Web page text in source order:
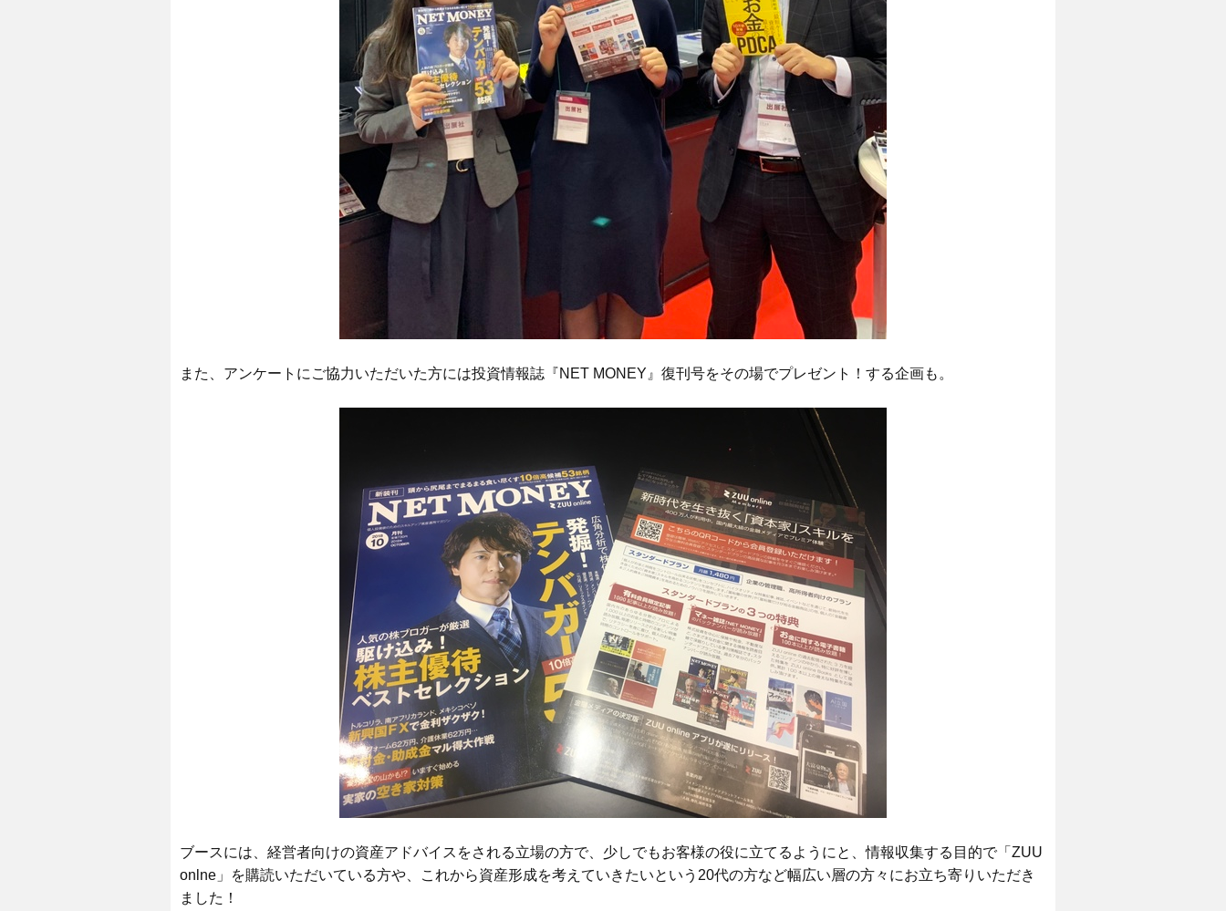
また、アンケートにご協力いただいた方には投資情報誌『NET MONEY』復刊号をその場でプレゼント！する企画も。
ブースには、経営者向けの資産アドバイスをされる立場の方で、少しでもお客様の役に立てるようにと、情報収集する目的で「ZUU
onlne」を購読いただいている方や、これから資産形成を考えていきたいという20代の方など幅広い層の方々にお立ち寄りいただき
ました！